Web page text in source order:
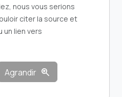
nous vous serions
citer la source et
un lien vers
Agrandir zoom_in